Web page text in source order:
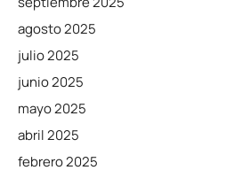
agosto 2025
julio 2025
junio 2025
mayo 2025
abril 2025
febrero 2025